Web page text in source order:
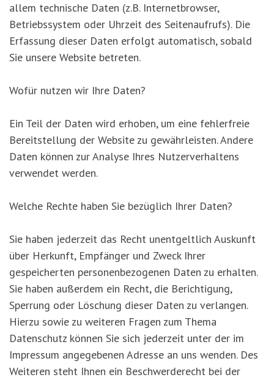
allem technische Daten (z.B. Internetbrowser,
Betriebssystem oder Uhrzeit des Seitenaufrufs). Die
Erfassung dieser Daten erfolgt automatisch, sobald
Sie unsere Website betreten.
Wofür nutzen wir Ihre Daten?
Ein Teil der Daten wird erhoben, um eine fehlerfreie
Bereitstellung der Website zu gewährleisten. Andere
Daten können zur Analyse Ihres Nutzerverhaltens
verwendet werden.
Welche Rechte haben Sie bezüglich Ihrer Daten?
Sie haben jederzeit das Recht unentgeltlich Auskunft
über Herkunft, Empfänger und Zweck Ihrer
gespeicherten personenbezogenen Daten zu erhalten.
Sie haben außerdem ein Recht, die Berichtigung,
Sperrung oder Löschung dieser Daten zu verlangen.
Hierzu sowie zu weiteren Fragen zum Thema
Datenschutz können Sie sich jederzeit unter der im
Impressum angegebenen Adresse an uns wenden. Des
Weiteren steht Ihnen ein Beschwerderecht bei der